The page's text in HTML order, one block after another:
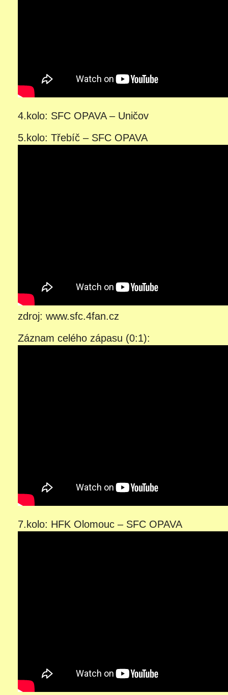
4.kolo: SFC OPAVA – Uničov
5.kolo: Třebíč – SFC OPAVA
zdroj: www.sfc.4fan.cz
Záznam celého zápasu (0:1):
7.kolo: HFK Olomouc – SFC OPAVA